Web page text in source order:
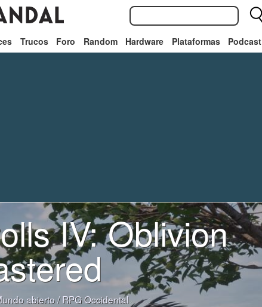
Trucos Foro Random Hardware Plataformas Podcast
IV: Oblivion
abierto/RPG Occidental